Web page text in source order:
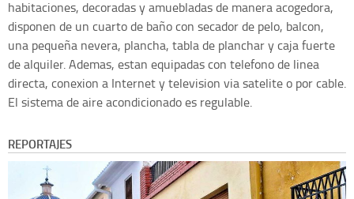
habitaciones, decoradas y amuebladas de manera acogedora,
disponen de un cuarto de baño con secador de pelo, balcon,
una pequeña nevera, plancha, tabla de planchar y caja fuerte
de alquiler. Ademas, estan equipadas con telefono de linea
directa, conexion a Internet y television via satelite o por cable.
El sistema de aire acondicionado es regulable.
REPORTAJES